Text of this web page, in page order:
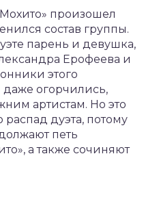
произошел
состав группы.
парень и девушка,
Ерофеева и
этого
огорчились,
артистам. Но это
дуэта, потому
петь
а также сочиняют